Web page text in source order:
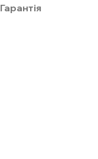
Гарантія